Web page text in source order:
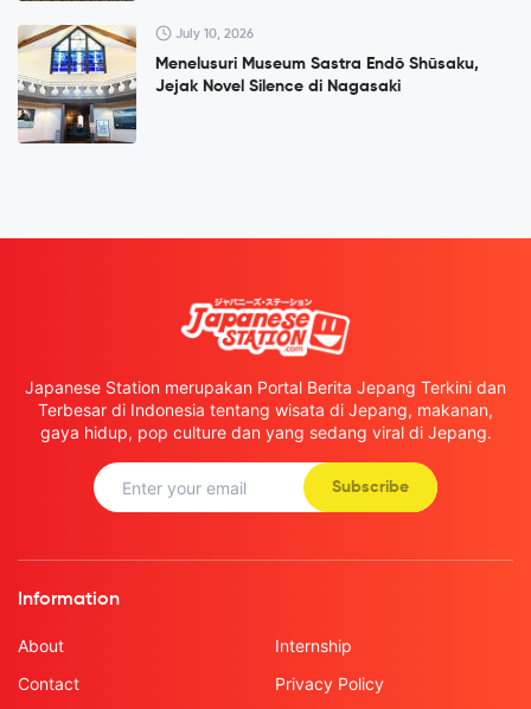
July 10, 2026
Menelusuri Museum Sastra Endō Shūsaku,
Jejak Novel Silence di Nagasaki
Japanese Station merupakan Portal Berita Jepang Terkini dan
Terbesar di Indonesia tentang wisata di Jepang, makanan,
gaya hidup, pop culture dan yang sedang viral di Jepang.
Subscribe
Information
About
Contact
Internship
Privacy Policy